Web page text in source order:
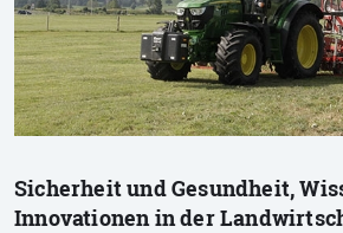
Sicherheit und Gesundheit,
Innovationen in der